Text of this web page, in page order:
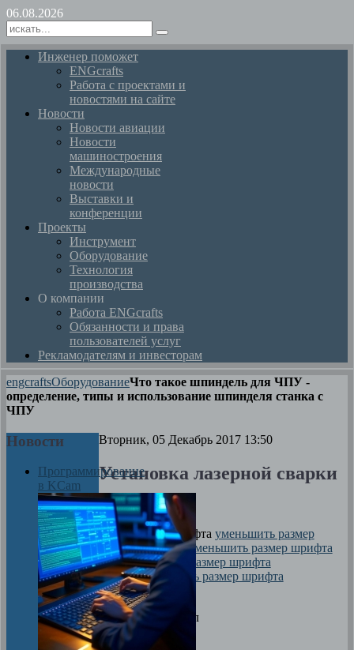
06.08.2026
Инженер поможет
ENGcrafts
Работа с проектами и
новостями на сайте
Новости
Новости авиации
Новости
машиностроения
Международные
новости
Выставки и
конференции
Проекты
Инструмент
Оборудование
Технология
производства
О компании
Работа ENGcrafts
Обязанности и права
пользователей услуг
Рекламодателям и инвесторам
engcraftsОборудованиеЧто такое шпиндель для ЧПУ -
определение, типы и использование шпинделя станка с
ЧПУ
Вторник, 05 Декабрь 2017 13:50
Установка лазерной сварки
АвторМаксим
размер шрифта уменьшить размер
шрифта
увеличить размер шрифта
Печать
Оцените материал
Новости
Программирование
в KCam